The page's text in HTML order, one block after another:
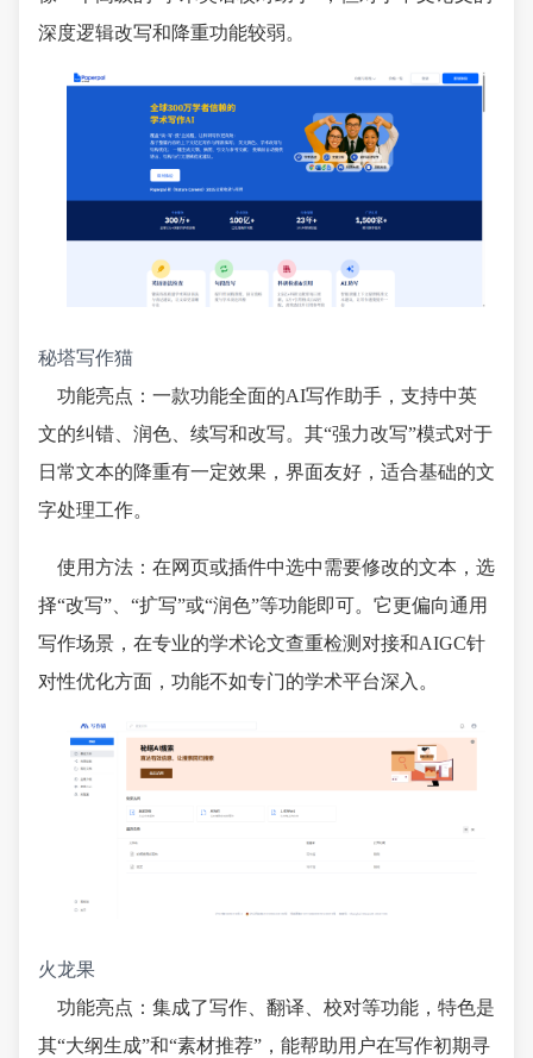
深度逻辑改写和降重功能较弱。
秘塔写作猫
功能亮点：一款功能全面的AI写作助手，支持中英
文的纠错、润色、续写和改写。其“强力改写”模式对于
日常文本的降重有一定效果，界面友好，适合基础的文
字处理工作。
使用方法：在网页或插件中选中需要修改的文本，选
择“改写”、“扩写”或“润色”等功能即可。它更偏向通用
写作场景，在专业的学术论文查重检测对接和AIGC针
对性优化方面，功能不如专门的学术平台深入。
火龙果
功能亮点：集成了写作、翻译、校对等功能，特色是
其“大纲生成”和“素材推荐”，能帮助用户在写作初期寻